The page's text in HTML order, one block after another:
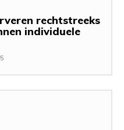
rechtstreeks
individuele